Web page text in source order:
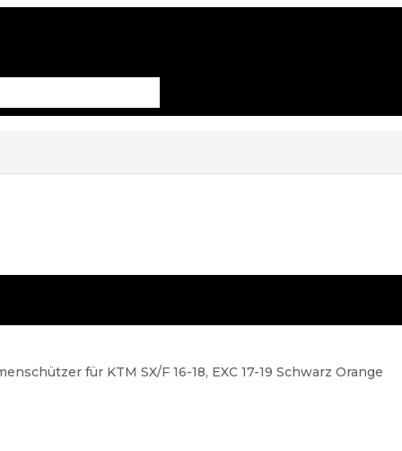
für KTM SX/F 16-18, EXC 17-19 Schwarz Orange